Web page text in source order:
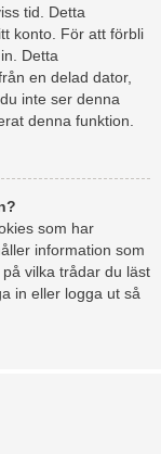
tid. Detta
konto. För att förbli
Detta
en delad dator,
inte ser denna
denna funktion.
som har
information som
vilka trådar du läst
in eller logga ut så